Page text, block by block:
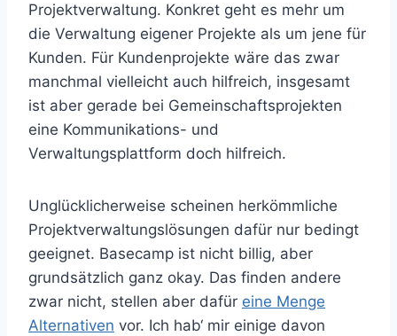
Projektverwaltung. Konkret geht es mehr um
die Verwaltung eigener Projekte als um jene für
Kunden. Für Kundenprojekte wäre das zwar
manchmal vielleicht auch hilfreich, insgesamt
ist aber gerade bei Gemeinschaftsprojekten
eine Kommunikations- und
Verwaltungsplattform doch hilfreich.
Unglücklicherweise scheinen herkömmliche
Projektverwaltungslösungen dafür nur bedingt
geeignet. Basecamp ist nicht billig, aber
grundsätzlich ganz okay. Das finden andere
zwar nicht, stellen aber dafür eine Menge
Alternativen vor. Ich hab‘ mir einige davon